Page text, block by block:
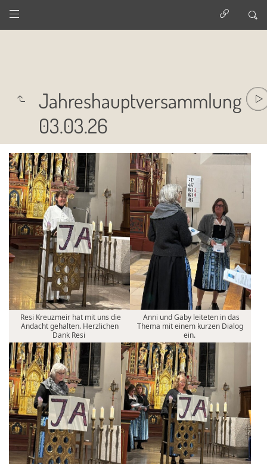
Jahreshauptversammlung
03.03.26
Resi Kreuzmeir hat mit uns die
Andacht gehalten. Herzlichen
Dank Resi
Anni und Gaby leiteten in das
Thema mit einem kurzen Dialog
ein.